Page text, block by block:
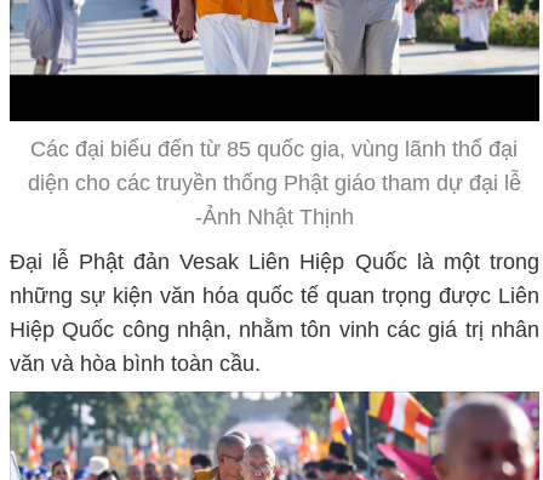
Các đại biểu đến từ 85 quốc gia, vùng lãnh thổ đại
diện cho các truyền thống Phật giáo tham dự đại lễ
-Ảnh Nhật Thịnh
Đại lễ Phật đản Vesak Liên Hiệp Quốc là một trong
những sự kiện văn hóa quốc tế quan trọng được Liên
Hiệp Quốc công nhận, nhằm tôn vinh các giá trị nhân
văn và hòa bình toàn cầu.